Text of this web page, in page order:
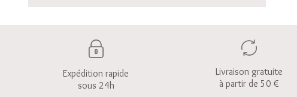
Expédition rapide
sous 24h
Livraison gratuite
à partir de 50 €